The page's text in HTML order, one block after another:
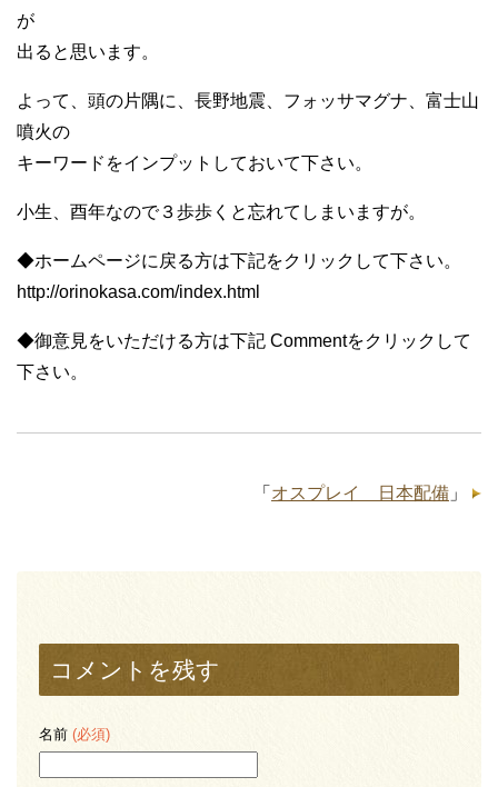
が
出ると思います。
よって、頭の片隅に、長野地震、フォッサマグナ、富士山
噴火の
キーワードをインプットしておいて下さい。
小生、酉年なので３歩歩くと忘れてしまいますが。
◆ホームページに戻る方は下記をクリックして下さい。
http://orinokasa.com/index.html
◆御意見をいただける方は下記 Commentをクリックして
下さい。
「 オスプレイ 日本配備 」
コメントを残す
名前 (必須)